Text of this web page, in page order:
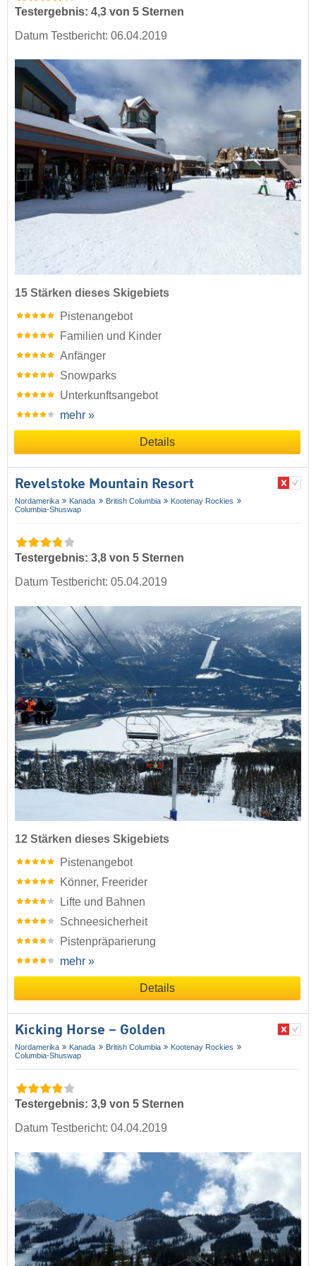
Testergebnis: 4,3 von 5 Sternen
Datum Testbericht: 06.04.2019
15 Stärken dieses Skigebiets
Pistenangebot
Familien und Kinder
Anfänger
Snowparks
Unterkunftsangebot
mehr »
Details
Revelstoke Mountain Resort
Nordamerika Kanada British Columbia
Kootenay Rockies
Columbia-Shuswap
Testergebnis: 3,8 von 5 Sternen
Datum Testbericht: 05.04.2019
12 Stärken dieses Skigebiets
Pistenangebot
Könner, Freerider
Lifte und Bahnen
Schneesicherheit
Pistenpräparierung
mehr »
Details
Kicking Horse – Golden
Nordamerika Kanada British Columbia
Kootenay Rockies
Columbia-Shuswap
Testergebnis: 3,9 von 5 Sternen
Datum Testbericht: 04.04.2019